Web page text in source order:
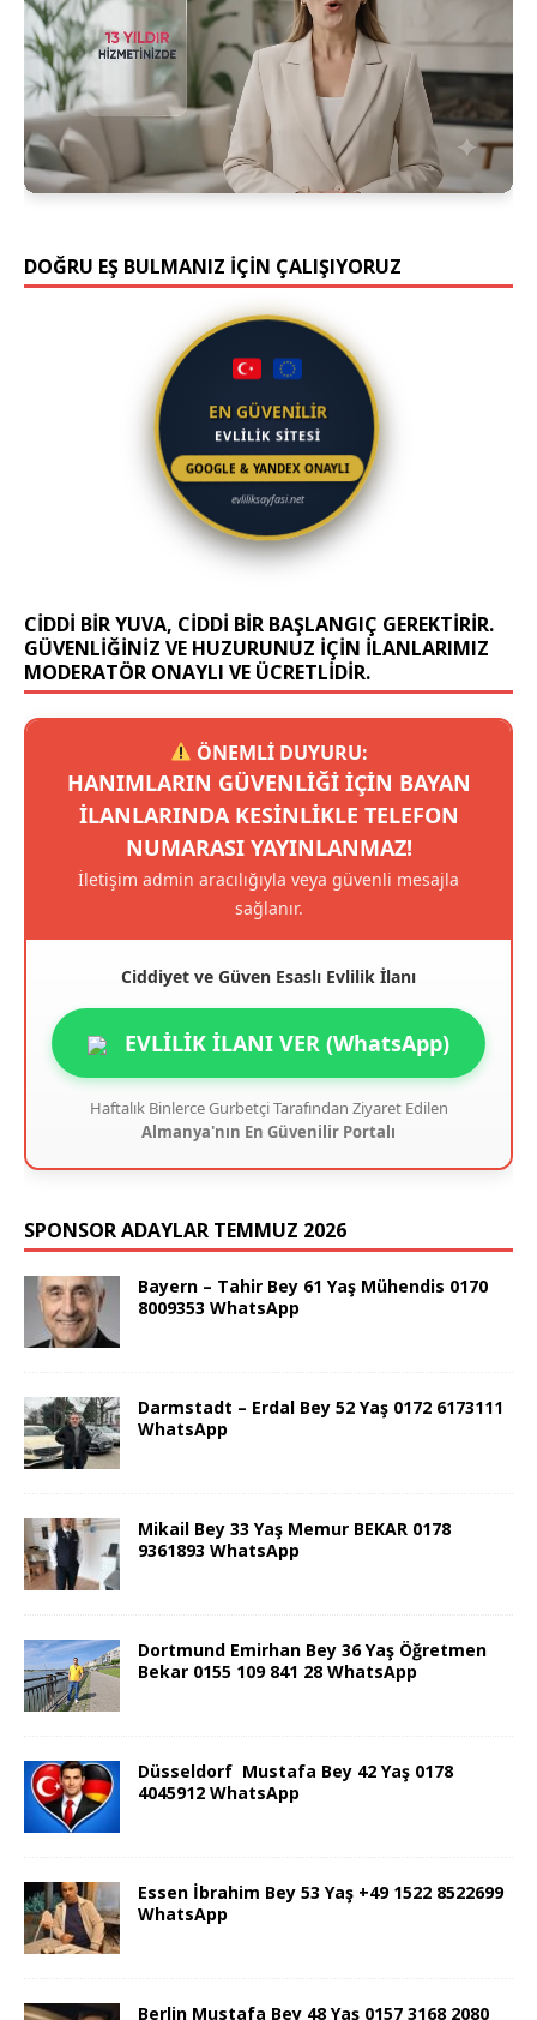
DOĞRU EŞ BULMANIZ İÇİN ÇALIŞIYORUZ
EN GÜVENİLİR
EVLİLİK SİTESİ
GOOGLE & YANDEX ONAYLI
evliliksayfasi.net
CIDDI BIR YUVA, CIDDI BIR BAŞLANGIÇ GEREKTIRIR.
GÜVENLIĞINIZ VE HUZURUNUZ IÇIN ILANLARIMIZ
MODERATÖR ONAYLI VE ÜCRETLIDIR.
ÖNEMLİ DUYURU:
HANIMLARIN GÜVENLIĞI IÇIN BAYAN
ILANLARINDA KESINLIKLE TELEFON
NUMARASI YAYINLANMAZ!
İletişim admin aracılığıyla veya güvenli mesajla
sağlanır.
Ciddiyet ve Güven Esaslı Evlilik İlanı
EVLİLİK İLANI VER (WhatsApp)
Haftalık Binlerce Gurbetçi Tarafından Ziyaret Edilen
Almanya'nın En Güvenilir Portalı
SPONSOR ADAYLAR TEMMUZ 2026
Bayern – Tahir Bey 61 Yaş Mühendis 0170
8009353 WhatsApp
Darmstadt – Erdal Bey 52 Yaş 0172 6173111
WhatsApp
Mikail Bey 33 Yaş Memur BEKAR 0178
9361893 WhatsApp
Dortmund Emirhan Bey 36 Yaş Öğretmen
Bekar 0155 109 841 28 WhatsApp
Düsseldorf Mustafa Bey 42 Yaş 0178
4045912 WhatsApp
Essen İbrahim Bey 53 Yaş +49 1522 8522699
WhatsApp
Berlin Mustafa Bey 48 Yaş 0157 3168 2080